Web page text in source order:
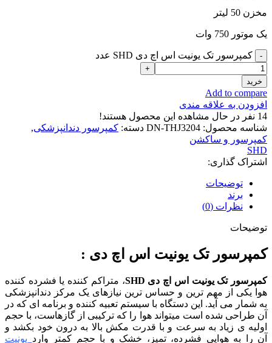
مخزن 50 لیتر
یک موتور 750 وات
کمپرسور تک یونیت اس اچ دی SHD عدد
خرید
Add to compare
افزودن به علاقه مندی
14 نفر در حال مشاهده این محصول هستند!
شناسه محصول: DN-THJ3204 دسته: کمپرسور دندانپزشکی,
کمپرسور و ساکشن
SHD
اشتراک گذاری:
توضیحات
برند
نظرات (0)
توضیحات
کمپرسور تک یونیت اس اچ دی :
کمپرسور تک یونیت اس اچ دی SHD، متراکم کننده یا فشرده کننده
هوا یکی از مهم ترین و حساس ترین نیازهای یک مرکز دندانپزشکی
به شمار می آید. این دستگاه با سیستم تعبیه کننده و برنامه ای که در
آن طراحی شده است میتواند هوا را که ترکیبی از گازهاست، با حجم
اولیه ی زیاد به سرعت و با قدرت مکش بالا به درون خود بکشد و
آن را به هوایی فشرده، تمیز، خشک و با حجم کمتر وارد پونیت